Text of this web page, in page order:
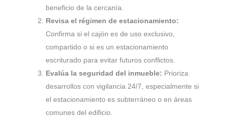
beneficio de la cercanía.
Revisa el régimen de estacionamiento:
Confirma si el cajón es de uso exclusivo,
compartido o si es un estacionamiento
escriturado para evitar futuros conflictos.
Evalúa la seguridad del inmueble: Prioriza
desarrollos con vigilancia 24/7, especialmente si
el estacionamiento es subterráneo o en áreas
comunes del edificio.